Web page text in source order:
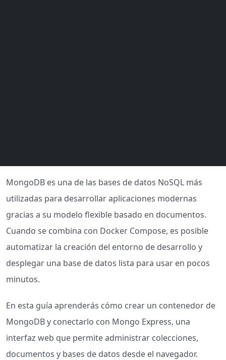
MongoDB es una de las bases de datos NoSQL más
utilizadas para desarrollar aplicaciones modernas
gracias a su modelo flexible basado en documentos.
Cuando se combina con Docker Compose, es posible
automatizar la creación del entorno de desarrollo y
desplegar una base de datos lista para usar en pocos
minutos.
En esta guía aprenderás cómo crear un contenedor de
MongoDB y conectarlo con Mongo Express, una
interfaz web que permite administrar colecciones,
documentos y bases de datos desde el navegador.